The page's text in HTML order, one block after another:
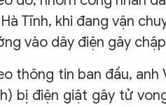
Tĩnh, khi đang vận
vào dây điện gây
thông tin ban đầu, anh
bị điện giật gây tử